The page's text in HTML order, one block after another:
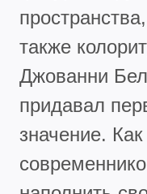
также
Джованни
придавал
значение. Как